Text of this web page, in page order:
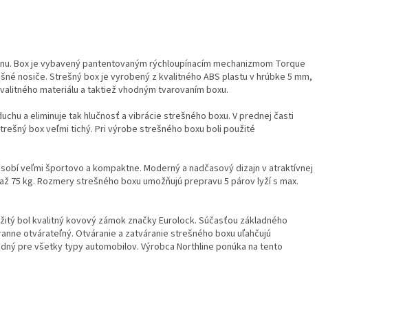
Box je vybavený pantentovaným rýchloupínacím mechanizmom Torque
nosiče. Strešný box je vyrobený z kvalitného ABS plastu v hrúbke 5 mm,
materiálu a taktiež vhodným tvarovaním boxu.
a eliminuje tak hlučnosť a vibrácie strešného boxu. V prednej časti
box veľmi tichý. Pri výrobe strešného boxu boli použité
veľmi športovo a kompaktne. Moderný a nadčasový dizajn v atraktívnej
kg. Rozmery strešného boxu umožňujú prepravu 5 párov lyží s max.
bol kvalitný kovový zámok značky Eurolock. Súčasťou základného
otvárateľný. Otváranie a zatváranie strešného boxu uľahčujú
pre všetky typy automobilov. Výrobca Northline ponúka na tento